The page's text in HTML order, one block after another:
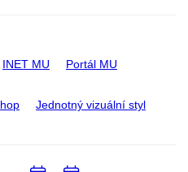
INET MU Portál MU
Jednotný vizuální styl